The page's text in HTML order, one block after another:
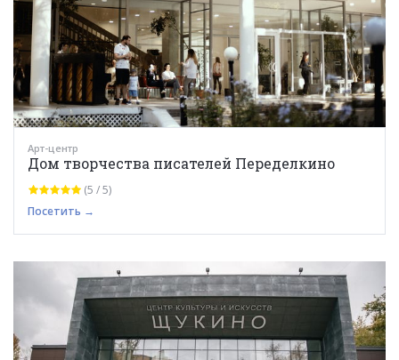
Арт-центр
Дом творчества писателей Переделкино
(5 / 5)
Посетить →